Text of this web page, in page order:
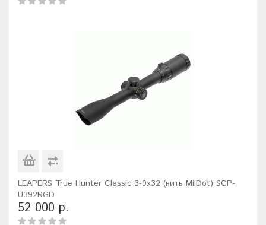
LEAPERS True Hunter Classic 3-9x32 (нить MilDot) SCP-
U392RGD
52 000 р.